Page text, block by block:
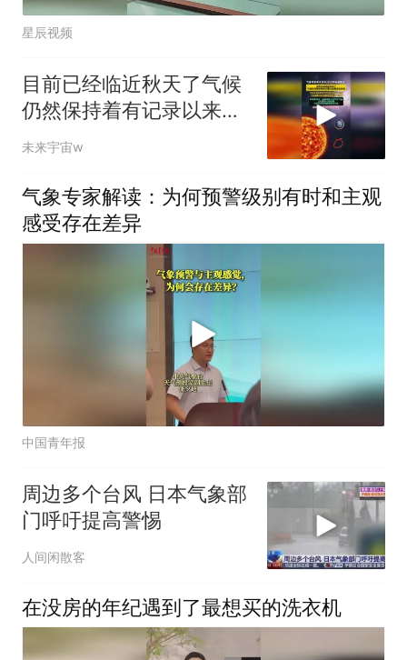
星辰视频
目前已经临近秋天了气候
仍然保持着有记录以来最
热的状态！
未来宇宙w
气象专家解读：为何预警级别有时和主观
感受存在差异
中国青年报
周边多个台风 日本气象部
门呼吁提高警惕
人间闲散客
在没房的年纪遇到了最想买的洗衣机